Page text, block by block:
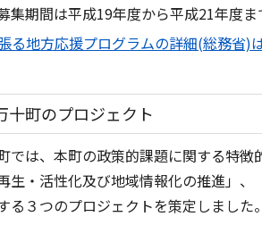
集期間は平成19年度から平成21年度ま
る地方応援プログラムの詳細(総務省)
町のプロジェクト
では、本町の政策的課題に関する特
生・活性化及び地域情報化の推進」
る３つのプロジェクトを策定しました。